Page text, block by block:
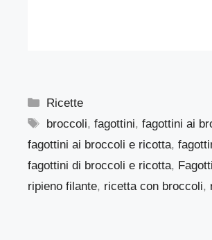
Categorie
Ricette
Tag
broccoli,fagottini,fagottini ai
fagottini ai broccoli e ricotta,
fagottini di broccoli e ricotta,
ripieno filante, ricetta con broccoli,